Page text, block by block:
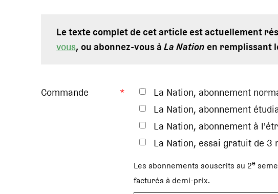
Le texte complet de cet article est actuellement
vous, ou abonnez-vous àLa Nationen remplissant
Commande *
La Nation, abonnement
La Nation, abonnement
La Nation, abonnement à
La Nation, essai gratuit de 3
Les abonnements souscrits au 2e
facturés à demi-prix.